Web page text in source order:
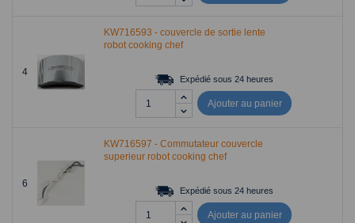
4
KW716593 - couvercle de sortie lente
robot cooking chef
Expédié sous 24 heures
Ajouter au panier
6
KW716597 - Commutateur couvercle
superieur robot cooking chef
Expédié sous 24 heures
Ajouter au panier